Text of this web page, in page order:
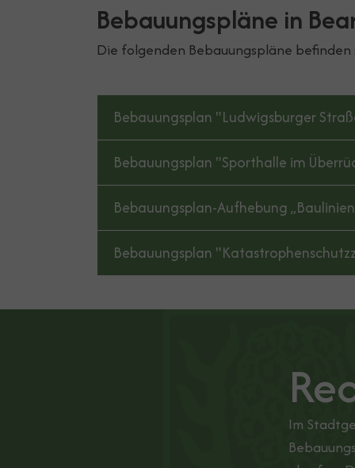
Bebauungspläne in
Die folgenden Bebauungspläne
Bebauungsplan "Ludwigsburger
Bebauungsplan "Sporthalle im
Bebauungsplan-Aufhebung
Bebauungsplan
Im